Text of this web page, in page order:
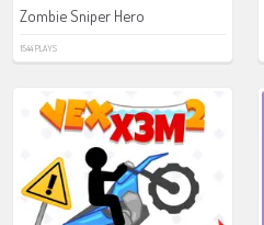
Zombie Sniper Hero
1544 PLAYS